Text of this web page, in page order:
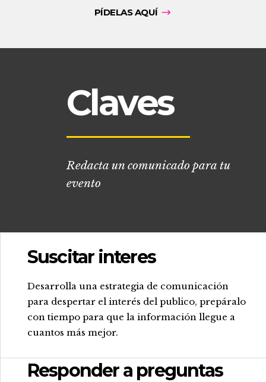
PÍDELAS AQUÍ
Claves
Redacta un comunicado para tu
evento
Suscitar interes
Desarrolla una estrategia de comunicación
para despertar el interés del publico, prepáralo
con tiempo para que la información llegue a
cuantos más mejor.
Responder a preguntas